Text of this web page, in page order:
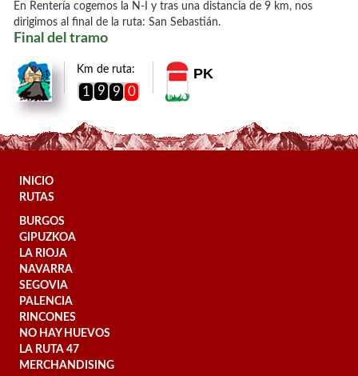
En Rentería cogemos la N-I y tras una distancia de 9 km, nos
dirigimos al final de la ruta: San Sebastián.
Final del tramo
Km de ruta:
1 9 9 0
PK
INICIO
RUTAS
BURGOS
GIPUZKOA
LA RIOJA
NAVARRA
SEGOVIA
PALENCIA
RINCONES
NO HAY HUEVOS
LA RUTA 47
MERCHANDISING